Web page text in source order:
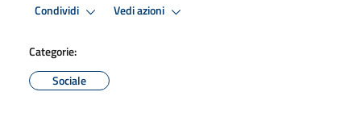
Condividi Vedi azioni
Categorie:
Sociale